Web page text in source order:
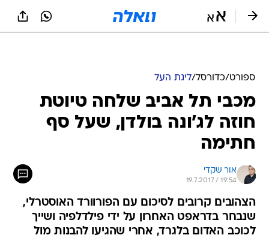
ספורט/כדורסל/ליגת העל
מכבי תל אביב שלחה טיוטת
חוזה לג'ונה בולדן, שעל סף
חתימה
אור שקדי
19.7.2017 / 19:54
הצהובים קרובים לסיכום עם הפורוורד האוסטרלי,
שנבחר בדראפט האחרון על ידי פילדלפיה ושייך
לכוכב האדום בלגרד, אחרי שהגיעו להבנות מול